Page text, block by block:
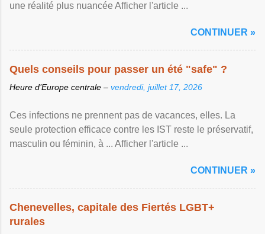
une réalité plus nuancée Afficher l'article ...
CONTINUER »
Quels conseils pour passer un été "safe" ?
Heure d’Europe centrale – vendredi, juillet 17, 2026
Ces infections ne prennent pas de vacances, elles. La
seule protection efficace contre les IST reste le préservatif,
masculin ou féminin, à ... Afficher l'article ...
CONTINUER »
Chenevelles, capitale des Fiertés LGBT+
rurales